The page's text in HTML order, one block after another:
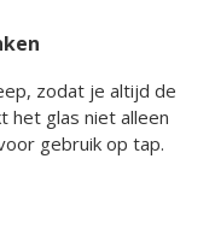
zodat je altijd de
het glas niet alleen
gebruik op tap.